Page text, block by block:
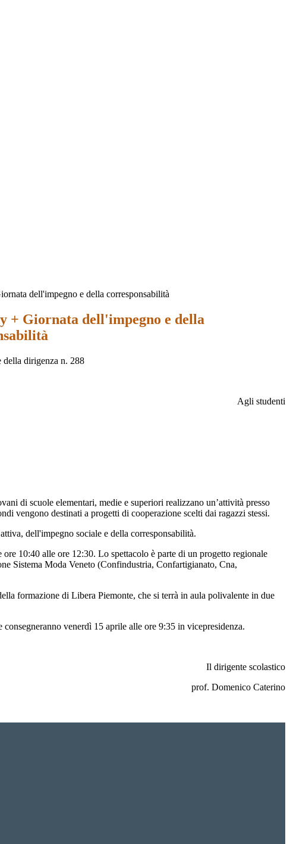
dell'impegno e della corresponsabilità
+ Giornata dell'impegno e della
della dirigenza n. 288
Agli studenti
di scuole elementari, medie e superiori realizzano un’attività presso
vengono destinati a progetti di cooperazione scelti dai ragazzi stessi.
dell'impegno sociale e della corresponsabilità.
10:40 alle ore 12:30. Lo spettacolo è parte di un progetto regionale
Sistema Moda Veneto (Confindustria, Confartigianato, Cna,
formazione di Libera Piemonte, che si terrà in aula polivalente in due
venerdì 15 aprile alle ore 9:35 in vicepresidenza.
Il dirigente scolastico
prof. Domenico Caterino